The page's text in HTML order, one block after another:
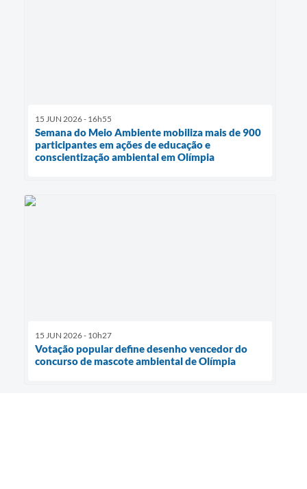
15 JUN 2026 - 16h55
Semana do Meio Ambiente mobiliza mais de 900
participantes em ações de educação e
conscientização ambiental em Olímpia
15 JUN 2026 - 10h27
Votação popular define desenho vencedor do
concurso de mascote ambiental de Olímpia